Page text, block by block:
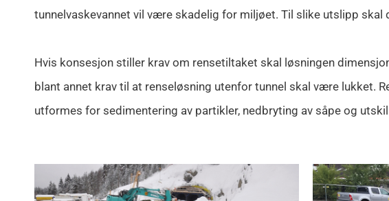
tunnelvaskevannet vil være skadelig for miljøet. Til slike utslipp skal
Hvis konsesjon stiller krav om rensetiltaket skal løsningen
blant annet krav til at renseløsning utenfor tunnel skal være lukket.
utformes for sedimentering av partikler, nedbryting av såpe og